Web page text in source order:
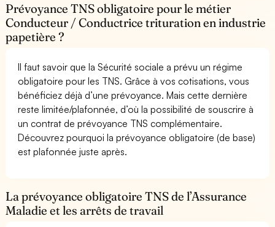
Prévoyance TNS obligatoire pour le métier
Conducteur / Conductrice trituration en industrie
papetière ?
Il faut savoir que la Sécurité sociale a prévu un régime
obligatoire pour les TNS. Grâce à vos cotisations, vous
bénéficiez déjà d’une prévoyance. Mais cette dernière
reste limitée/plafonnée, d’où la possibilité de souscrire à
un contrat de prévoyance TNS complémentaire.
Découvrez pourquoi la prévoyance obligatoire (de base)
est plafonnée juste après.
La prévoyance obligatoire TNS de l’Assurance
Maladie et les arrêts de travail